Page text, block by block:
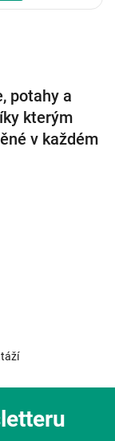
potahy a
kterým
v každém